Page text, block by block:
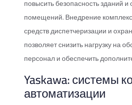
повысить безопасность зданий
помещений. Внедрение
средств диспетчеризации и
позволяет снизить нагрузку на
персонал и обеспечить
Yaskawa: системы
автоматизации